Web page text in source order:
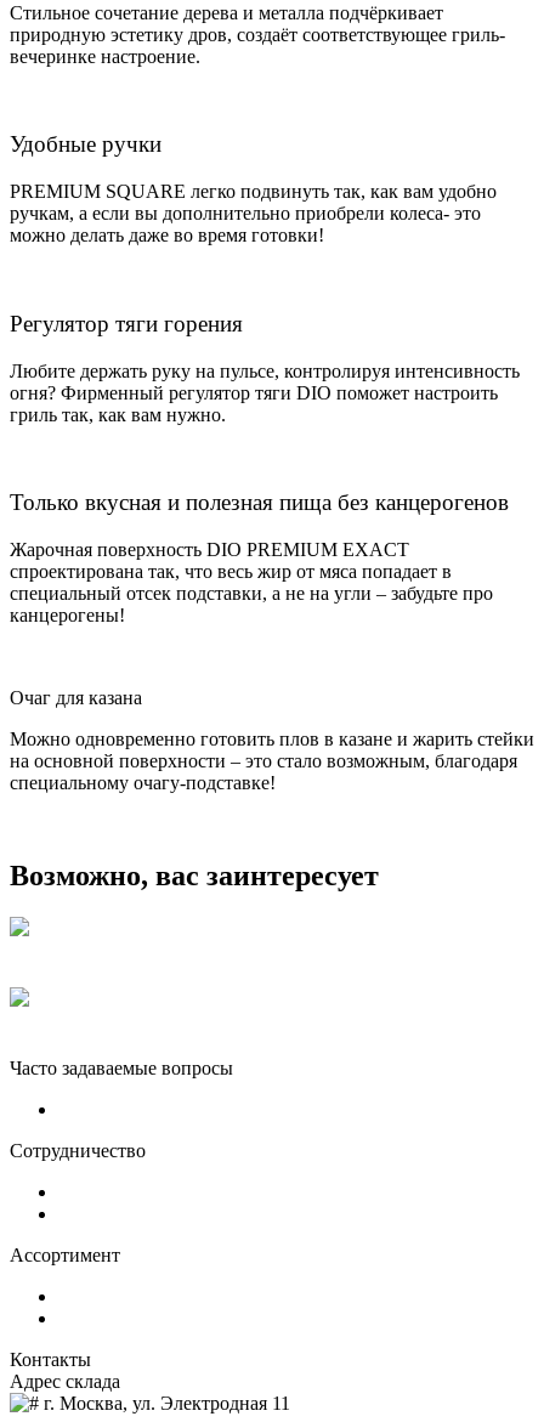
Стильное сочетание дерева и металла подчёркивает
природную эстетику дров, создаёт соответствующее гриль-
вечеринке настроение.
Удобные ручки
PREMIUM SQUARE легко подвинуть так, как вам удобно
ручкам, а если вы дополнительно приобрели колеса- это
можно делать даже во время готовки!
Регулятор тяги горения
Любите держать руку на пульсе, контролируя интенсивность
огня? Фирменный регулятор тяги DIO поможет настроить
гриль так, как вам нужно.
Только вкусная и полезная пища без канцерогенов
Жарочная поверхность DIO PREMIUM EXACT
спроектирована так, что весь жир от мяса попадает в
специальный отсек подставки, а не на угли – забудьте про
канцерогены!
Очаг для казана
Можно одновременно готовить плов в казане и жарить стейки
на основной поверхности – это стало возможным, благодаря
специальному очагу-подставке!
Возможно, вас заинтересует
Часто задаваемые вопросы
Сотрудничество
Ассортимент
Контакты
Адрес склада
г. Москва, ул. Электродная 11